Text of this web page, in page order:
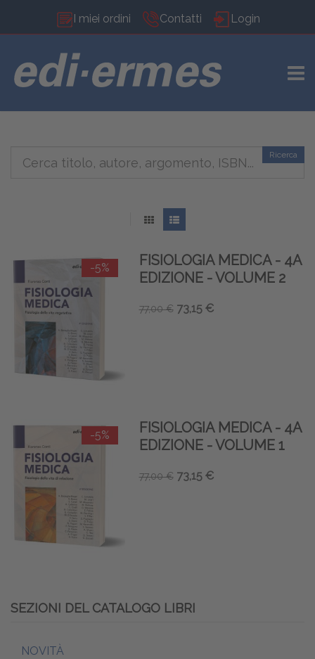
I miei ordini Contatti Login
Ricerca
-5%
FISIOLOGIA MEDICA - 4A
EDIZIONE - VOLUME 2
77,00 € 73,15 €
-5%
FISIOLOGIA MEDICA - 4A
EDIZIONE - VOLUME 1
77,00 € 73,15 €
SEZIONI DEL CATALOGO LIBRI
NOVITÀ